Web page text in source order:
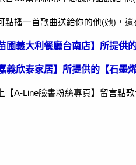
點播一首歌曲送給你的他(她) ，
苗圃義大利餐廳台南店】所提供
義欣泰家居】所提供的【石墨
【A-Line臉書粉絲專頁】留言點